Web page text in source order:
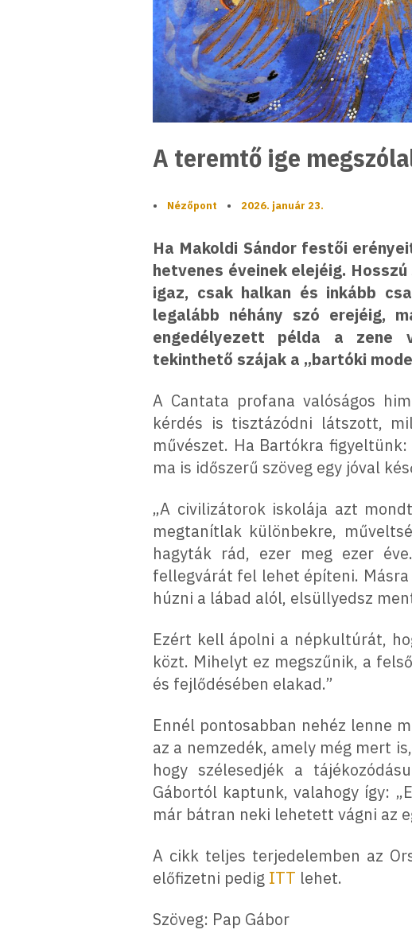
A teremtő ige
• Nézőpont • 2026. január 23.
Ha Makoldi Sándor festői
hetvenes éveinek elejéig.
igaz, csak halkan és inkább
legalább néhány szó erejéig,
engedélyezett példa a zene
tekinthető szájak a „bartóki
A Cantata profana valóságos
kérdés is tisztázódni látszott,
művészet. Ha Bartókra
ma is időszerű szöveg egy jóval
„A civilizátorok iskolája azt
megtanítlak különbekre,
hagyták rád, ezer meg ezer
fellegvárát fel lehet építeni.
húzni a lábad alól, elsüllyedsz
Ezért kell ápolni a népkultúrát,
közt. Mihelyt ez megszűnik, a
és fejlődésében elakad.”
Ennél pontosabban nehéz lenne
az a nemzedék, amely még mert
hogy szélesedjék a
Gábortól kaptunk, valahogy így:
már bátran neki lehetett vágni az
A cikk teljes terjedelemben az
előfizetni pedig ITT lehet.
Szöveg: Pap Gábor